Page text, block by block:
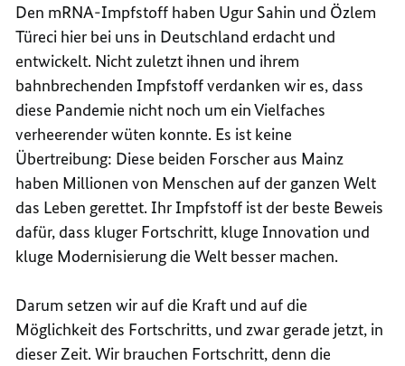
Den mRNA-Impfstoff haben Ugur Sahin und Özlem
Türeci hier bei uns in Deutschland erdacht und
entwickelt. Nicht zuletzt ihnen und ihrem
bahnbrechenden Impfstoff verdanken wir es, dass
diese Pandemie nicht noch um ein Vielfaches
verheerender wüten konnte. Es ist keine
Übertreibung: Diese beiden Forscher aus Mainz
haben Millionen von Menschen auf der ganzen Welt
das Leben gerettet. Ihr Impfstoff ist der beste Beweis
dafür, dass kluger Fortschritt, kluge Innovation und
kluge Modernisierung die Welt besser machen.
Darum setzen wir auf die Kraft und auf die
Möglichkeit des Fortschritts, und zwar gerade jetzt, in
dieser Zeit. Wir brauchen Fortschritt, denn die